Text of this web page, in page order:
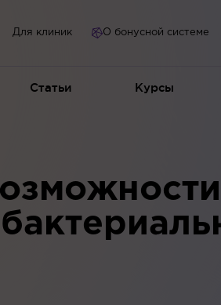
Статьи Курсы
Для клиник О бонусной системе